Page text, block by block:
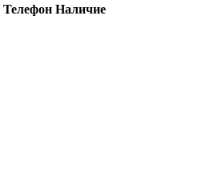
Телефон Наличие